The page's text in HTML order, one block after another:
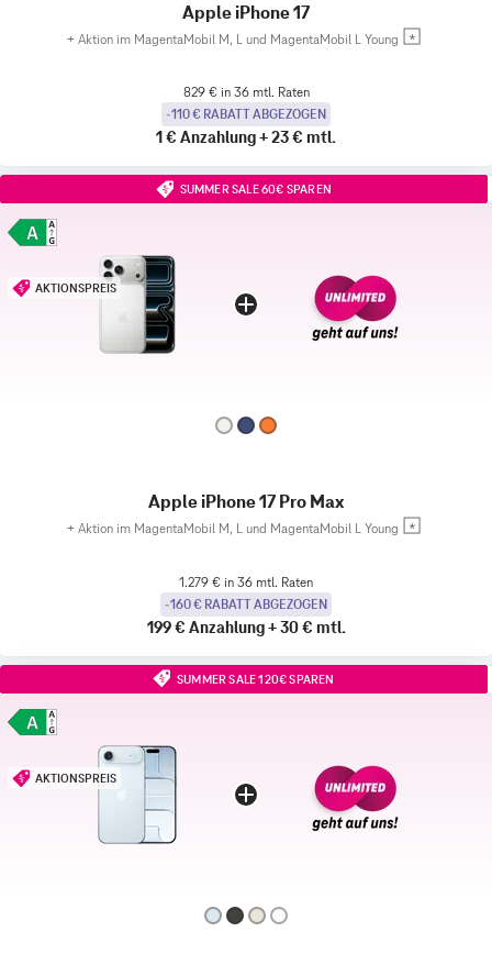
Apple iPhone 17
+ Aktion im MagentaMobil M, L und MagentaMobil L Young
829 € in 36 mtl. Raten
-110 € RABATT ABGEZOGEN
1 € Anzahlung+23 € mtl.
SUMMER SALE 60€ SPAREN
AKTIONSPREIS
Apple iPhone 17 Pro Max
+ Aktion im MagentaMobil M, L und MagentaMobil L Young
1.279 € in 36 mtl. Raten
-160 € RABATT ABGEZOGEN
199 € Anzahlung+30 € mtl.
SUMMER SALE 120€ SPAREN
AKTIONSPREIS